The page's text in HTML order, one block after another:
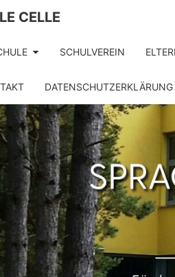
CELLE
SCHULVEREIN
DATENSCHUTZERKLÄRUNG